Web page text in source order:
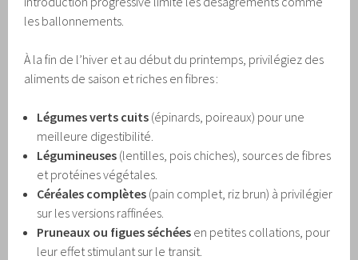
les ballonnements.
À la fin de l’hiver et au début du printemps, privilégiez des
aliments de saison et riches en fibres :
Légumes verts cuits (épinards, poireaux) pour une
meilleure digestibilité.
Légumineuses (lentilles, pois chiches), sources de fibres
et protéines végétales.
Céréales complètes (pain complet, riz brun) à privilégier
sur les versions raffinées.
Pruneaux ou figues séchées en petites collations, pour
leur effet stimulant sur le transit.